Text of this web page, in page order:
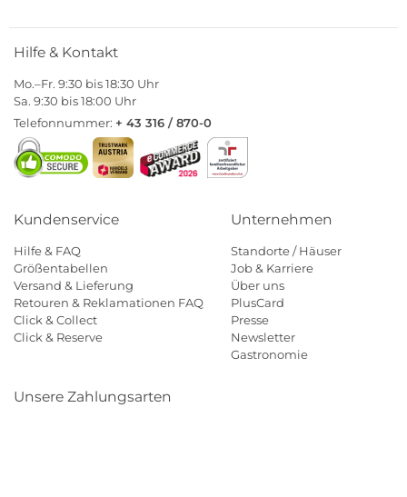
Hilfe & Kontakt
Mo.–Fr. 9:30 bis 18:30 Uhr
Sa. 9:30 bis 18:00 Uhr
Telefonnummer: + 43 316 / 870-0
Kundenservice
Hilfe & FAQ
Größentabellen
Versand & Lieferung
Retouren & Reklamationen FAQ
Click & Collect
Click & Reserve
Unternehmen
Standorte / Häuser
Job & Karriere
Über uns
PlusCard
Presse
Newsletter
Gastronomie
Unsere Zahlungsarten